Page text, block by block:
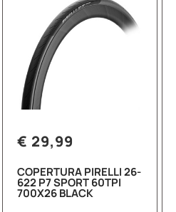
€ 29,99
COPERTURA PIRELLI 26-
622 P7 SPORT 60TPI
700X26 BLACK